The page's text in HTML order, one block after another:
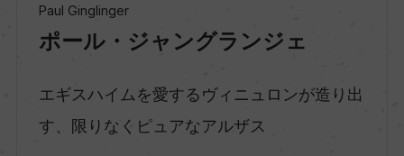
味わい
Paul Ginglinger
ポール・ジャングランジェ
エギスハイムを愛するヴィニュロンが造り出
す、限りなくピュアなアルザス